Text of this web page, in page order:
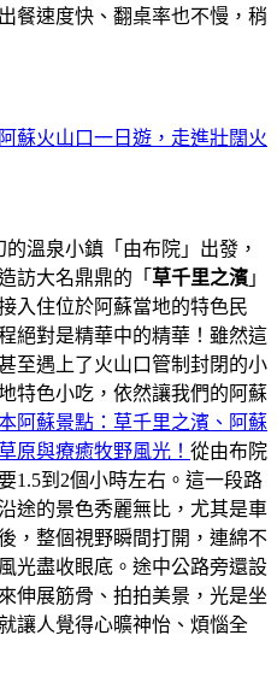
餐速度快、翻桌率也不慢，稍
蘇火山口一日遊，走進壯闊火
溫泉小鎮「由布院」出發，
訪大名鼎鼎的「 草千里之濱 」
入住位於阿蘇當地的特色民
絕對是精華中的精華！雖然這
至遇上了火山口管制封閉的小
特色小吃，依然讓我們的阿蘇
阿蘇景點：草千里之濱、阿蘇
原與療癒牧野風光！ 從由布院
1.5到2個小時左右。這一段路
途的景色秀麗無比，尤其是車
，整個視野瞬間打開，連綿不
光盡收眼底。途中公路旁還設
伸展筋骨、拍拍美景，光是坐
讓人覺得心曠神怡、煩惱全